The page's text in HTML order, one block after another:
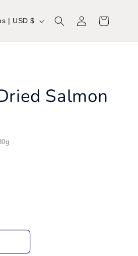
Estados Unidos | USD $
sesión
Carrito
Salmon